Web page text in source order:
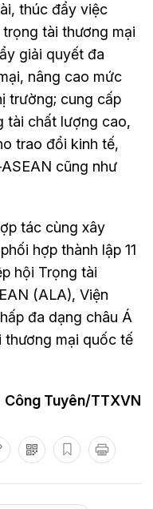
thúc đẩy việc
tài thương mại
giải quyết đa
nâng cao mức
trường; cung cấp
tài chất lượng cao,
trao đổi kinh tế,
cũng như
tác cùng xây
hợp thành lập 11
hội Trọng tài
(ALA), Viện
đa dạng châu Á
thương mại quốc tế
Công Tuyên/TTXVN